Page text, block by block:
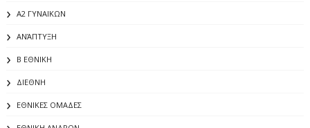
Α2 ΓΥΝΑΙΚΩΝ
ΑΝΆΠΤΥΞΗ
Β ΕΘΝΙΚΗ
ΔΙΕΘΝΗ
ΕΘΝΙΚΕΣ ΟΜΑΔΕΣ